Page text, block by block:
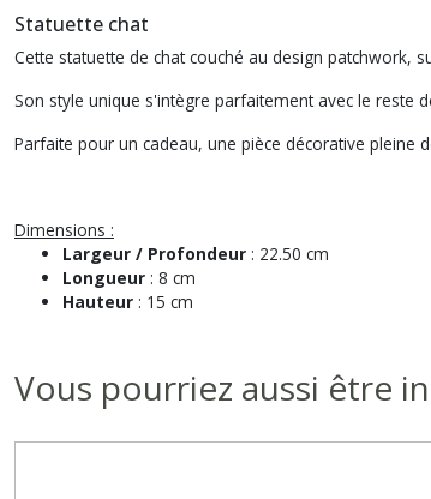
Statuette chat
Cette statuette de chat couché au design patchwork,
Son style unique s'intègre parfaitement avec le reste
Parfaite pour un cadeau, une pièce décorative pleine
Dimensions :
Largeur / Profondeur : 22.50 cm
Longueur : 8 cm
Hauteur : 15 cm
Vous pourriez aussi être